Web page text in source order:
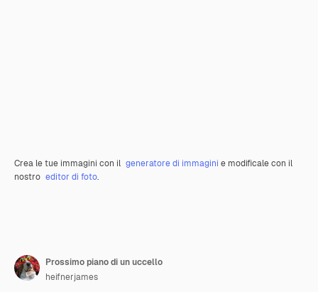
Crea le tue immagini con il generatore di immagini e modificale con il
nostro editor di foto.
Prossimo piano di un uccello
heifnerjames